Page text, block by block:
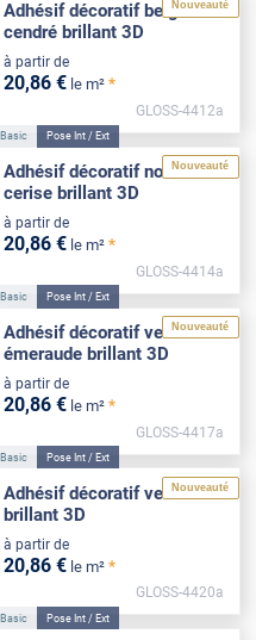
Nouveauté
Adhésif décoratif beige
cendré brillant 3D
à partir de
20,86 € le m² *
GLOSS-4412a
Nouveauté
Basic Pose Int / Ext
Adhésif décoratif noir
cerise brillant 3D
à partir de
20,86 € le m² *
GLOSS-4414a
Nouveauté
Basic Pose Int / Ext
Adhésif décoratif vert
émeraude brillant 3D
à partir de
20,86 € le m² *
GLOSS-4417a
Nouveauté
Basic Pose Int / Ext
Adhésif décoratif vert d'eau
brillant 3D
à partir de
20,86 € le m² *
GLOSS-4420a
Basic Pose Int / Ext